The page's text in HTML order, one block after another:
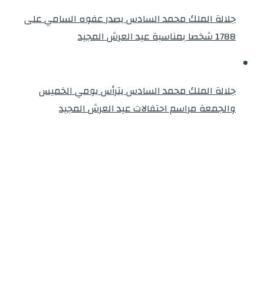
جلالة الملك محمد السادس يصدر عفوه السامي على
1788 شخصا بمناسبة عيد العرش المجيد
جلالة الملك محمد السادس يترأس يومي الخميس
والجمعة مراسم احتفالات عيد العرش المجيد